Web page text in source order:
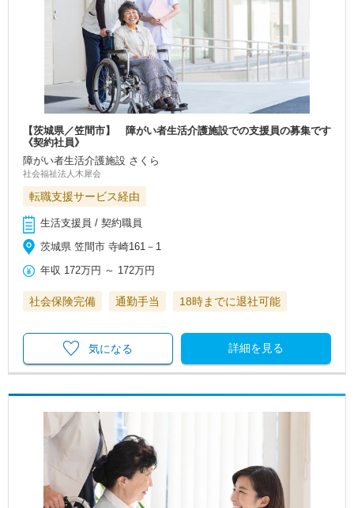
【茨城県／笠間市】 障がい者生活介護施設での支援員の募集です
《契約社員》
障がい者生活介護施設 さくら
社会福祉法人木犀会
転職支援サービス経由
生活支援員 / 契約職員
茨城県 笠間市 寺崎161－1
年収 172万円 ～ 172万円
社会保険完備 通勤手当 18時までに退社可能
詳細を見る
気になる